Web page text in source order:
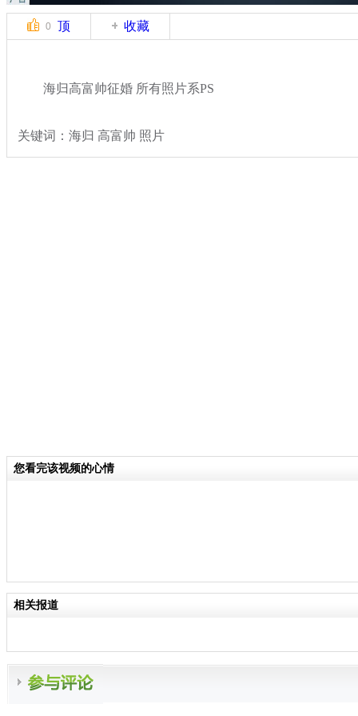
0 顶 收藏
海归高富帅征婚 所有照片系PS
关键词：海归 高富帅 照片
您看完该视频的心情
相关报道